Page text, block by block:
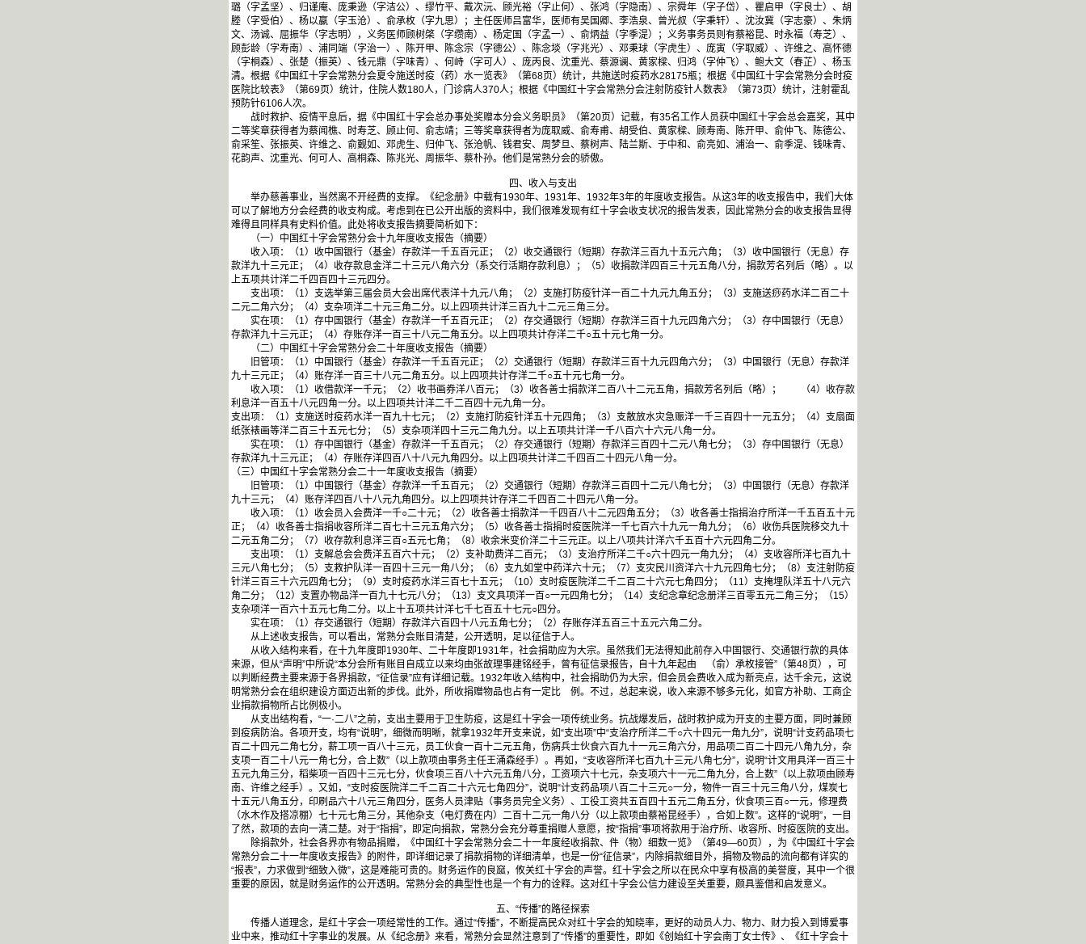
璐（字孟坚）、归谨庵、庞秉逊（字洁公）、缪竹平、戴次沅、顾光裕（字止何）、张鸿（字隐南）、宗舜年（字子岱）、瞿启甲（字良士）、胡
塍（字受伯）、杨以嬴（字玉沧）、俞承枚（字九思）；主任医师吕富华，医师有吴国卿、李浩泉、曾光叔（字秉轩）、沈汝冀（字志豪）、朱炳
文、汤诚、屈振华（字志明），义务医师顾树棨（字缵南）、杨定国（字孟一）、俞炳益（字季湜）；义务事务员则有蔡裕昆、时永福（寿芝）、
顾彭龄（字寿南）、浦同端（字治一）、陈开甲、陈念宗（字德公）、陈念埮（字兆光）、邓秉球（字虎生）、庞寅（字取威）、许维之、高怀德
（字桐森）、张楚（振英）、钱元鼎（字味青）、何峙（字可人）、庞丙良、沈重光、蔡源谰、黄家樑、归鸿（字仲飞）、鲍大文（春芷）、杨玉
清。根据《中国红十字会常熟分会夏令施送时疫（药）水一览表》（第68页）统计，共施送时疫药水28175瓶；根据《中国红十字会常熟分会时疫
医院比较表》（第69页）统计，住院人数180人，门诊病人370人；根据《中国红十字会常熟分会注射防疫针人数表》（第73页）统计，注射霍乱
预防针6106人次。
战时救护、疫情平息后，据《中国红十字会总办事处奖赠本分会义务职员》（第20页）记载，有35名工作人员获中国红十字会总会嘉奖，其中
二等奖章获得者为蔡闻樵、时寿芝、顾止何、俞志靖；三等奖章获得者为庞取威、俞寿甫、胡受伯、黄家樑、顾寿南、陈开甲、俞仲飞、陈德公、
俞采笙、张振英、许维之、俞觐如、邓虎生、归仲飞、张沧帆、钱君安、周梦旦、蔡树声、陆兰斯、于中和、俞亮如、浦治一、俞季湜、钱味青、
花韵声、沈重光、何可人、高桐森、陈兆光、周振华、蔡朴孙。他们是常熟分会的骄傲。
四、收入与支出
举办慈善事业，当然离不开经费的支撑。《纪念册》中载有1930年、1931年、1932年3年的年度收支报告。从这3年的收支报告中，我们大体
可以了解地方分会经费的收支构成。考虑到在已公开出版的资料中，我们很难发现有红十字会收支状况的报告发表，因此常熟分会的收支报告显得
难得且同样具有史料价值。此处将收支报告摘要简析如下：
（一）中国红十字会常熟分会十九年度收支报告（摘要）
收入项：（1）收中国银行（基金）存款洋一千五百元正；（2）收交通银行（短期）存款洋三百九十五元六角；（3）收中国银行（无息）存
款洋九十三元正；（4）收存款息金洋二十三元八角六分（系交行活期存款利息）；（5）收捐款洋四百三十元五角八分，捐款芳名列后（略）。以
上五项共计洋二千四百四十三元四分。
支出项：（1）支选举第三届会员大会出席代表洋十九元八角；（2）支施打防疫针洋一百二十九元九角五分；（3）支施送痧药水洋二百二十
二元二角六分；（4）支杂项洋二十元三角二分。以上四项共计洋三百九十二元三角三分。
实在项：（1）存中国银行（基金）存款洋一千五百元正；（2）存交通银行（短期）存款洋三百十九元四角六分；（3）存中国银行（无息）
存款洋九十三元正；（4）存账存洋一百三十八元二角五分。以上四项共计存洋二千○五十元七角一分。
（二）中国红十字会常熟分会二十年度收支报告（摘要）
旧管项：（1）中国银行（基金）存款洋一千五百元正；（2）交通银行（短期）存款洋三百十九元四角六分；（3）中国银行（无息）存款洋
九十三元正；（4）账存洋一百三十八元二角五分。以上四项共计存洋二千○五十元七角一分。
收入项：（1）收借款洋一千元；（2）收书画券洋八百元；（3）收各善士捐款洋二百八十二元五角，捐款芳名列后（略）； （4）收存款
利息洋一百五十八元四角一分。以上四项共计洋二千二百四十元九角一分。
支出项：（1）支施送时疫药水洋一百九十七元；（2）支施打防疫针洋五十元四角；（3）支散放水灾急赈洋一千三百四十一元五分；（4）支扇面
纸张裱画等洋二百三十五元七分；（5）支杂项洋四十三元二角九分。以上五项共计洋一千八百六十六元八角一分。
实在项：（1）存中国银行（基金）存款洋一千五百元；（2）存交通银行（短期）存款洋三百四十二元八角七分；（3）存中国银行（无息）
存款洋九十三元正；（4）存账存洋四百八十八元九角四分。以上四项共计洋二千四百二十四元八角一分。
（三）中国红十字会常熟分会二十一年度收支报告（摘要）
旧管项：（1）中国银行（基金）存款洋一千五百元；（2）交通银行（短期）存款洋三百四十二元八角七分；（3）中国银行（无息）存款洋
九十三元；（4）账存洋四百八十八元九角四分。以上四项共计存洋二千四百二十四元八角一分。
收入项：（1）收会员入会费洋一千○二十元；（2）收各善士捐款洋一千四百八十二元四角五分；（3）收各善士指捐治疗所洋一千五百五十元
正；（4）收各善士指捐收容所洋二百七十三元五角六分；（5）收各善士指捐时疫医院洋一千七百六十九元一角九分；（6）收伤兵医院移交九十
二元五角二分；（7）收存款利息洋三百○五元七角；（8）收余米变价洋二十三元正。以上八项共计洋六千五百十六元四角二分。
支出项：（1）支解总会会费洋五百六十元；（2）支补助费洋二百元；（3）支治疗所洋二千○六十四元一角九分；（4）支收容所洋七百九十
三元八角七分；（5）支救护队洋一百四十三元一角八分；（6）支九如堂中药洋六十元；（7）支灾民川资洋六十九元四角七分；（8）支注射防疫
针洋三百三十六元四角七分；（9）支时疫药水洋三百七十五元；（10）支时疫医院洋二千二百二十六元七角四分；（11）支掩埋队洋五十八元六
角二分；（12）支置办物品洋一百九十七元八分；（13）支文具项洋一百○一元四角七分；（14）支纪念章纪念册洋三百零五元二角三分；（15）
支杂项洋一百六十五元七角二分。以上十五项共计洋七千七百五十七元○四分。
实在项：（1）存交通银行（短期）存款洋六百四十八元五角七分；（2）存账存洋五百三十五元六角二分。
从上述收支报告，可以看出，常熟分会账目清楚，公开透明，足以征信于人。
从收入结构来看，在十九年度即1930年、二十年度即1931年，社会捐助应为大宗。虽然我们无法得知此前存入中国银行、交通银行款的具体
来源，但从“声明”中所说“本分会所有账目自成立以来均由张故理事建铭经手，曾有征信录报告，自十九年起由 （俞）承枚接管”（第48页），可
以判断经费主要来源于各界捐款，“征信录”应有详细记载。1932年收入结构中，社会捐助仍为大宗，但会员会费收入成为新亮点，达千余元，这说
明常熟分会在组织建设方面迈出新的步伐。此外，所收捐赠物品也占有一定比 例。不过，总起来说，收入来源不够多元化，如官方补助、工商企
业捐款捐物所占比例极小。
从支出结构看，“一·二八”之前，支出主要用于卫生防疫，这是红十字会一项传统业务。抗战爆发后，战时救护成为开支的主要方面，同时兼顾
到疫病防治。各项开支，均有“说明”，细微而明晰，就拿1932年开支来说，如“支出项”中“支治疗所洋二千○六十四元一角九分”，说明“计支药品项七
百二十四元二角七分，薪工项一百八十三元，员工伙食一百十二元五角，伤病兵士伙食六百九十一元三角六分，用品项二百二十四元八角九分，杂
支项一百二十八元一角七分，合上数”（以上款项由事务主任王涌森经手）。再如，“支收容所洋七百九十三元八角七分”，说明“计文用具洋一百三十
五元九角三分，稻柴项一百四十三元七分，伙食项三百八十六元五角八分，工资项六十七元，杂支项六十一元二角九分，合上数”（以上款项由顾寿
南、许维之经手）。又如，“支时疫医院洋二千二百二十六元七角四分”，说明“计支药品项八百二十三元○一分，物件一百三十元三角八分，煤炭七
十五元八角五分，印刷品六十八元三角四分，医务人员津贴（事务员完全义务）、工役工资共五百四十五元二角五分，伙食项三百○一元，修理费
（水木作及搭凉棚）七十元七角三分，其他杂支（电灯费在内）二百十二元一角八分（以上款项由蔡裕昆经手），合如上数”。这样的“说明”，一目
了然，款项的去向一清二楚。对于“指捐”，即定向捐款，常熟分会充分尊重捐赠人意愿，按“指捐”事项将款用于治疗所、收容所、时疫医院的支出。
除捐款外，社会各界亦有物品捐赠，《中国红十字会常熟分会二十一年度经收捐款、件（物）细数一览》（第49—60页），为《中国红十字会
常熟分会二十一年度收支报告》的附件，即详细记录了捐款捐物的详细清单，也是一份“征信录”，内除捐款细目外，捐物及物品的流向都有详实的
“报表”，力求做到“细致入微”，这是难能可贵的。财务运作的良窳，攸关红十字会的声誉。红十字会之所以在民众中享有极高的美誉度，其中一个很
重要的原因，就是财务运作的公开透明。常熟分会的典型性也是一个有力的诠释。这对红十字会公信力建设至关重要，颇具鉴借和启发意义。
五、“传播”的路径探索
传播人道理念，是红十字会一项经常性的工作。通过“传播”，不断提高民众对红十字会的知晓率，更好的动员人力、物力、财力投入到博爱事
业中来，推动红十字事业的发展。从《纪念册》来看，常熟分会显然注意到了“传播”的重要性，即如《创始红十字会南丁女士传》、《红十字会十